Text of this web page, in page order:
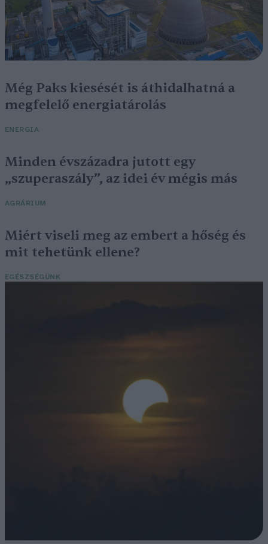
Még Paks kiesését is áthidalhatná a
megfelelő energiatárolás
ENERGIA
Minden évszázadra jutott egy
„szuperaszály”, az idei év mégis más
AGRÁRIUM
Miért viseli meg az embert a hőség és
mit tehetünk ellene?
EGÉSZSÉGÜNK